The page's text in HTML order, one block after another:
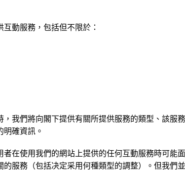
動服務，包括但不限於：
，我們將向閣下提供有關所提供服務的類型、該服
明確資訊。
在使用我們的網站上提供的任何互動服務時可能
服務（包括决定采用何種類型的調整）。但我們